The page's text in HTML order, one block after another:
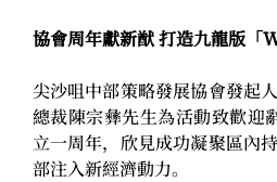
協會周年獻新猷 打造九龍版
尖沙咀中部策略發展協會發起
總裁陳宗彝先生為活動致歡
立一周年，欣見成功凝聚區內
部注入新經濟動力。